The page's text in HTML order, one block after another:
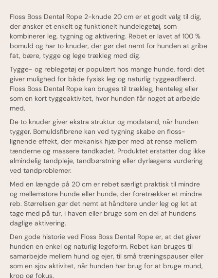
Ofte stillede spørgsmål
Oprindelsesland
Floss Boss Dental Rope 2-knude 20 cm er et godt valg til dig,
der ønsker et enkelt og funktionelt hundelegetøj, som
kombinerer leg, tygning og aktivering. Rebet er lavet af 100 %
bomuld og har to knuder, der gør det nemt for hunden at gribe
fat, bære, tygge og lege trækleg med dig.
Tygge- og reblegetøj er populært hos mange hunde, fordi det
giver mulighed for både fysisk leg og naturlig tyggeadfærd.
Floss Boss Dental Rope kan bruges til trækleg, henteleg eller
som en kort tyggeaktivitet, hvor hunden får noget at arbejde
med.
De to knuder giver ekstra struktur og modstand, når hunden
tygger. Bomuldsfibrene kan ved tygning skabe en floss-
lignende effekt, der mekanisk hjælper med at rense mellem
tænderne og massere tandkødet. Produktet erstatter dog ikke
almindelig tandpleje, tandbørstning eller dyrlægens vurdering
ved tandproblemer.
Med en længde på 20 cm er rebet særligt praktisk til mindre
og mellemstore hunde eller hunde, der foretrækker et mindre
reb. Størrelsen gør det nemt at håndtere under leg og let at
tage med på tur, i haven eller bruge som en del af hundens
daglige aktivering.
Den gode historie ved Floss Boss Dental Rope er, at det giver
hunden en enkel og naturlig legeform. Rebet kan bruges til
samarbejde mellem hund og ejer, til små træningspauser eller
som en sjov aktivitet, når hunden har brug for at bruge mund,
krop og fokus.